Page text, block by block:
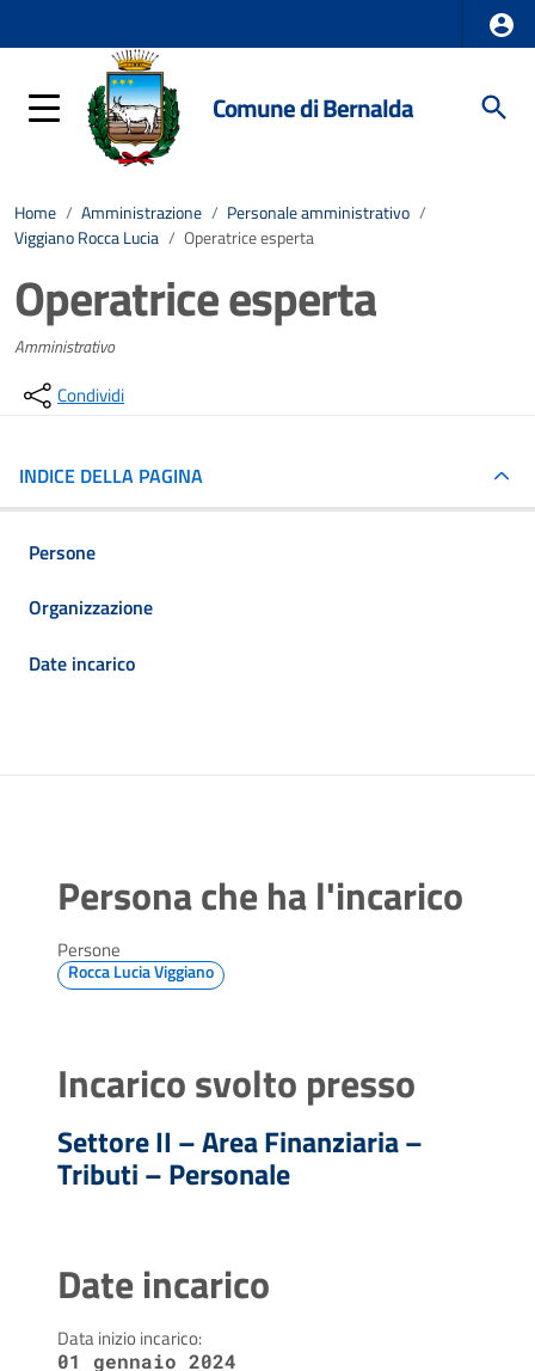
Comune di Bernalda
Home / Amministrazione / Personale amministrativo /
Viggiano Rocca Lucia / Operatrice esperta
Operatrice esperta
Amministrativo
Condividi
INDICE DELLA PAGINA
Persone
Organizzazione
Date incarico
Persona che ha l'incarico
Persone
Rocca Lucia Viggiano
Incarico svolto presso
Settore II – Area Finanziaria –
Tributi – Personale
Date incarico
Data inizio incarico:
01 gennaio 2024